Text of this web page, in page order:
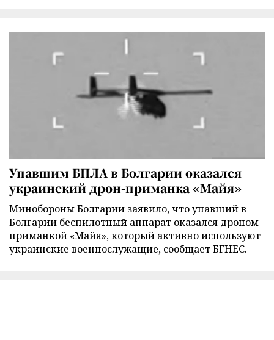
Упавшим БПЛА в Болгарии оказался
украинский дрон-приманка «Майя»
Минобороны Болгарии заявило, что упавший в
Болгарии беспилотный аппарат оказался дроном-
приманкой «Майя», который активно используют
украинские военнослужащие, сообщает БГНЕС.